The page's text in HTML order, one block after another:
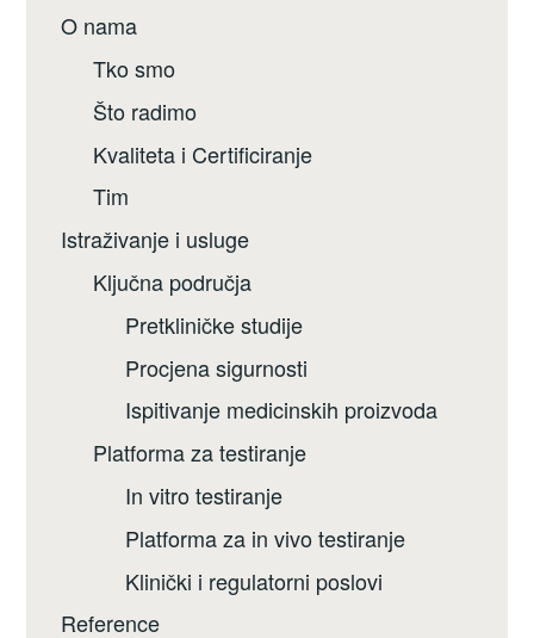
O nama
Tko smo
Što radimo
Kvaliteta i Certificiranje
Tim
Istraživanje i usluge
Ključna područja
Pretkliničke studije
Procjena sigurnosti
Ispitivanje medicinskih proizvoda
Platforma za testiranje
In vitro testiranje
Platforma za in vivo testiranje
Klinički i regulatorni poslovi
Reference